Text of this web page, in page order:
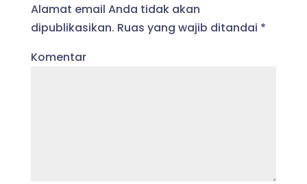
Alamat email Anda tidak akan
dipublikasikan. Ruas yang wajib ditandai *
Komentar